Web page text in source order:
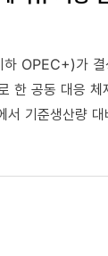
OPEC+)가
한 공동 대응
기준생산량